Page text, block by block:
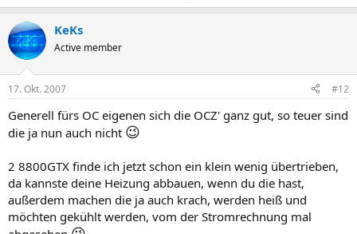
KeKs
Active member
17. Okt. 2007 #12
Generell fürs OC eigenen sich die OCZ' ganz gut, so teuer sind
die ja nun auch nicht 😉
2 8800GTX finde ich jetzt schon ein klein wenig übertrieben,
da kannste deine Heizung abbauen, wenn du die hast,
außerdem machen die ja auch krach, werden heiß und
möchten gekühlt werden, vom der Stromrechnung mal